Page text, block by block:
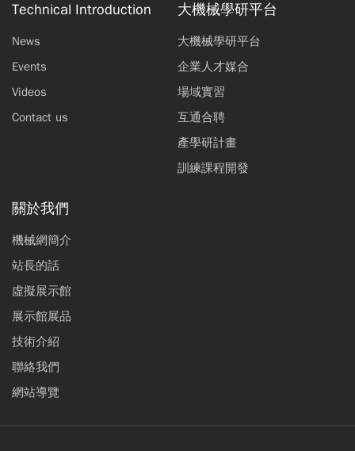
Technical Introduction
News
Events
Videos
Contact us
大機械學研平台
大機械學研平台
企業人才媒合
場域實習
互通合聘
產學研計畫
訓練課程開發
關於我們
機械網簡介
站長的話
虛擬展示館
展示館展品
技術介紹
聯絡我們
網站導覽